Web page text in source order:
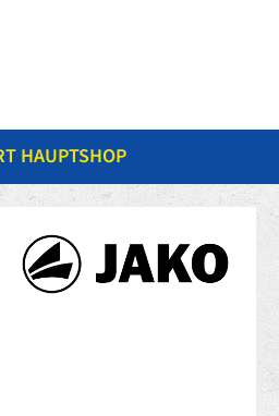
HAUPTSHOP